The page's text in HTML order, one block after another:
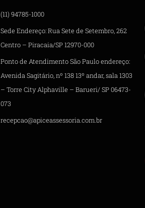
(11) 94785-1000
Sede Endereço: Rua Sete de Setembro, 262
Centro – Piracaia/SP 12970-000
Ponto de Atendimento São Paulo endereço:
Avenida Sagitário, nº 138 13º andar, sala 1303
– Torre City Alphaville – Barueri/ SP 06473-
073
recepcao@apiceassessoria.com.br